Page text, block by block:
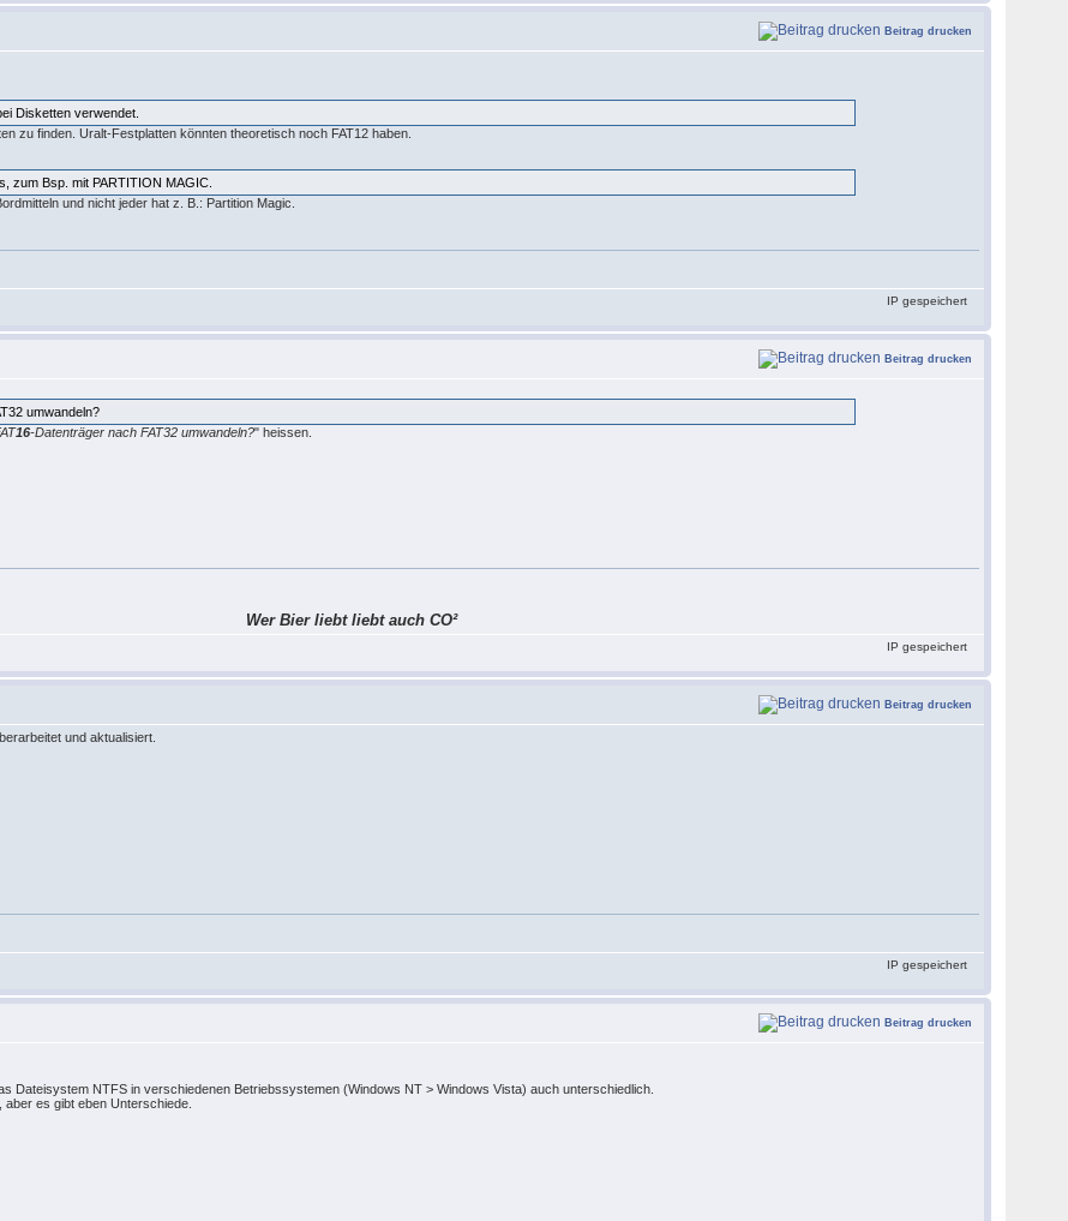
Beitrag drucken
Disketten verwendet.
zu finden. Uralt-Festplatten könnten theoretisch noch FAT12 haben.
zum Bsp. mit PARTITION MAGIC.
und nicht jeder hat z. B.: Partition Magic.
IP gespeichert
Beitrag drucken
umwandeln?
16-Datenträger nach FAT32 umwandeln?" heissen.
Wer Bier liebt liebt auch CO²
IP gespeichert
Beitrag drucken
und aktualisiert.
IP gespeichert
Beitrag drucken
Dateisystem NTFS in verschiedenen Betriebssystemen (Windows NT > Windows Vista) auch unterschiedlich.
es gibt eben Unterschiede.